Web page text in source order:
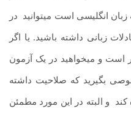
انگلیسی است می­توانید در
زبانی داشته باشید. یا اگر
و می­خواهید در یک آزمون
بگیرید که صلاحیت داشته
کند و البته در این مورد مطمئن